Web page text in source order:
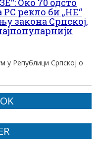
Око 70 одсто
РС рекло би „НЕ“
закона Српској,
у Републици Српској о